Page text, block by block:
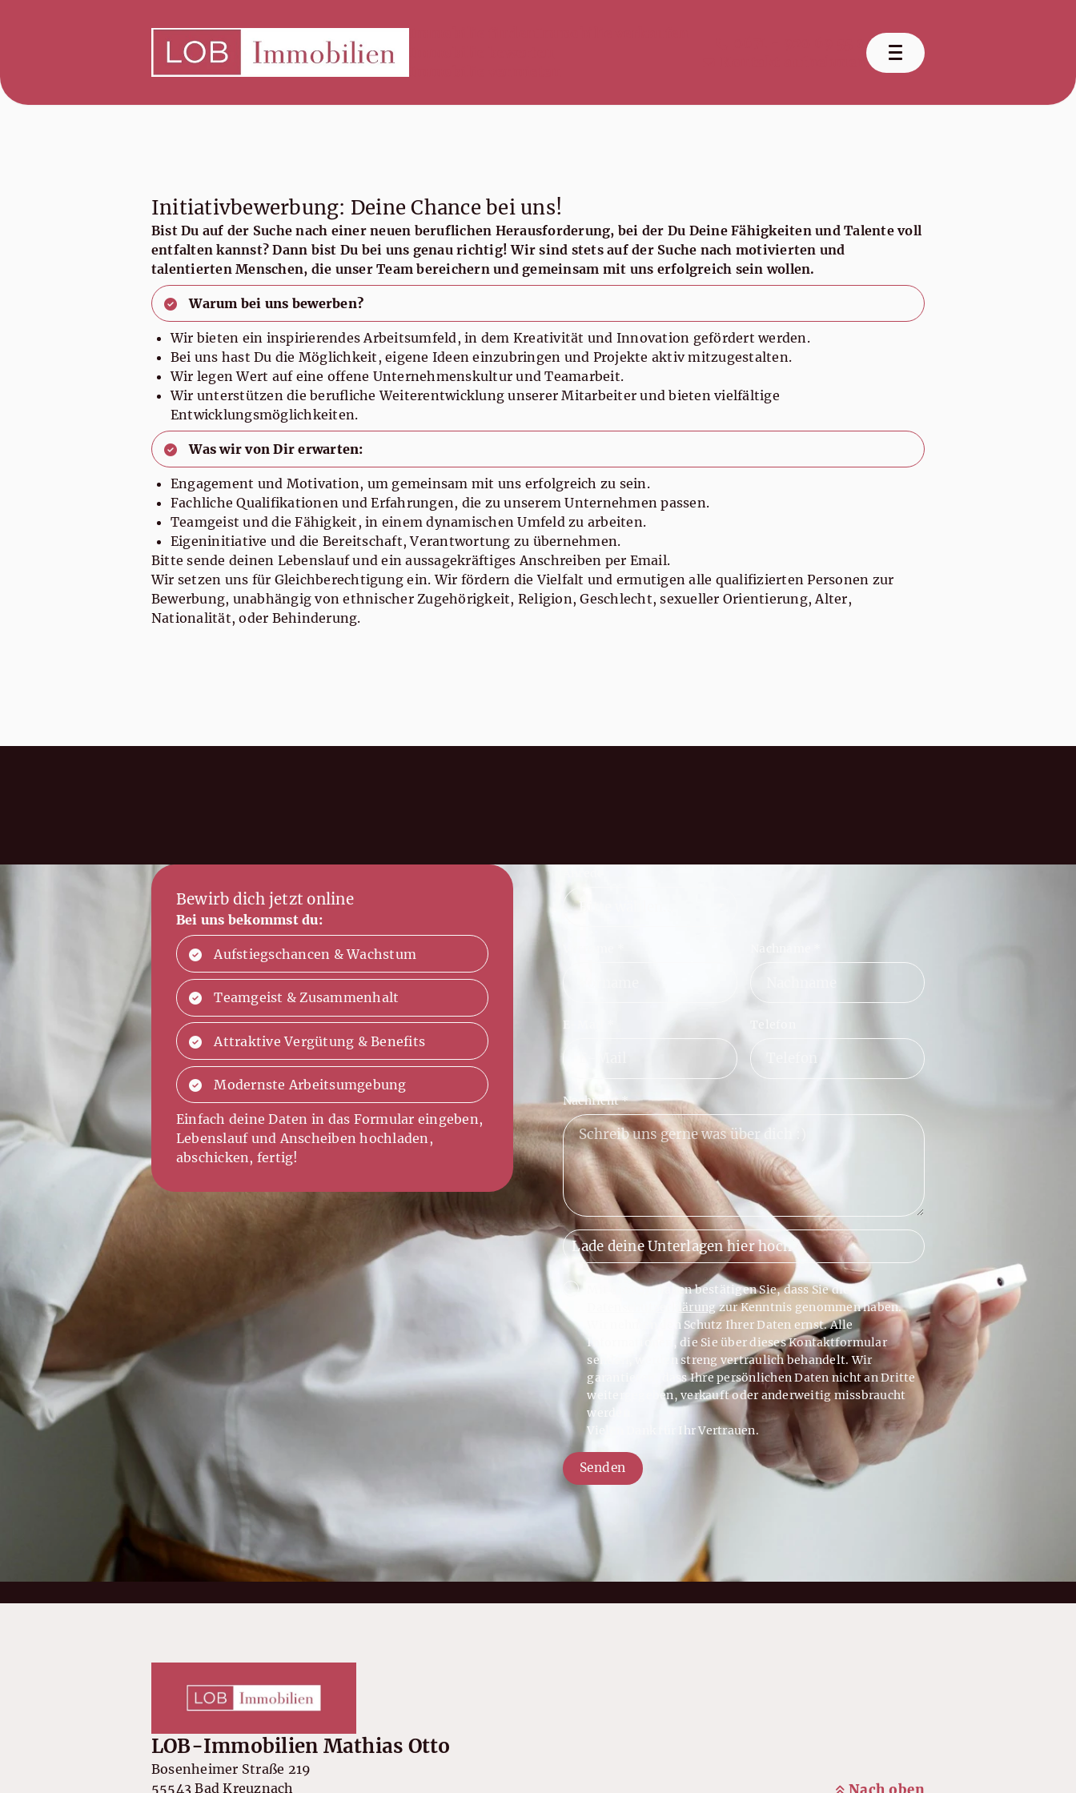
Immobilie finden
Initiativbewerbung: Deine Chance bei uns!
Bist Du auf der Suche nach einer neuen beruflichen Herausforderung, bei der Du Deine Fähigkeiten und Talente voll
entfalten kannst? Dann bist Du bei uns genau richtig! Wir sind stets auf der Suche nach motivierten und
talentierten Menschen, die unser Team bereichern und gemeinsam mit uns erfolgreich sein wollen.
Warum bei uns bewerben?
Wir bieten ein inspirierendes Arbeitsumfeld, in dem Kreativität und Innovation gefördert werden.
Bei uns hast Du die Möglichkeit, eigene Ideen einzubringen und Projekte aktiv mitzugestalten.
Wir legen Wert auf eine offene Unternehmenskultur und Teamarbeit.
Wir unterstützen die berufliche Weiterentwicklung unserer Mitarbeiter und bieten vielfältige
Entwicklungsmöglichkeiten.
Was wir von Dir erwarten:
Engagement und Motivation, um gemeinsam mit uns erfolgreich zu sein.
Fachliche Qualifikationen und Erfahrungen, die zu unserem Unternehmen passen.
Teamgeist und die Fähigkeit, in einem dynamischen Umfeld zu arbeiten.
Eigeninitiative und die Bereitschaft, Verantwortung zu übernehmen.
Bitte sende deinen Lebenslauf und ein aussagekräftiges Anschreiben per Email.
Wir setzen uns für Gleichberechtigung ein. Wir fördern die Vielfalt und ermutigen alle qualifizierten Personen zur
Bewerbung, unabhängig von ethnischer Zugehörigkeit, Religion, Geschlecht, sexueller Orientierung, Alter,
Nationalität, oder Behinderung.
Bewirb dich jetzt online
Bei uns bekommst du:
Aufstiegschancen & Wachstum
Teamgeist & Zusammenhalt
Attraktive Vergütung & Benefits
Modernste Arbeitsumgebung
Einfach deine Daten in das Formular eingeben,
Lebenslauf und Anscheiben hochladen,
abschicken, fertig!
E-Mail
Nachricht*
Lade deine Unterlagen hier hoch *
Mit diesem Haken bestätigen Sie, dass Sie die
Datenschutzerklärungzur Kenntnis genommen haben.
Wir nehmen den Schutz Ihrer Daten ernst. Alle
Informationen, die Sie über dieses Kontaktformular
senden, werden streng vertraulich behandelt. Wir
garantieren, dass Ihre persönlichen Daten nicht an Dritte
weitergegeben, verkauft oder anderweitig missbraucht
werden.
Vielen Dank für Ihr Vertrauen.
Senden
LOB-Immobilien Mathias Otto
Bosenheimer Straße 219
55543 Bad Kreuznach
Nach oben